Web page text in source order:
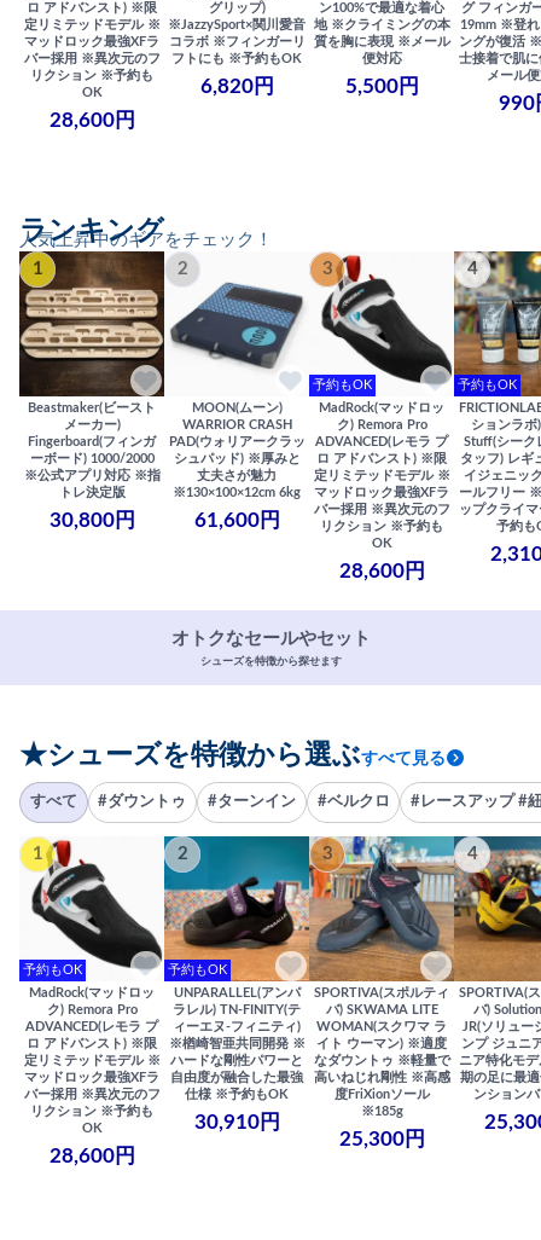
ロ アドバンスト) ※限
定リミテッドモデル ※
マッドロック最強XFラ
バー採用 ※異次元のフ
リクション ※予約も
OK
28,600円
グリップ)
※JazzySport×関川愛音
コラボ ※フィンガーリ
フトにも ※予約もOK
6,820円
ン100%で最適な着心
地 ※クライミングの本
質を胸に表現 ※メール
便対応
5,500円
グ フィンガ
19mm ※登れ
ングが復活
士接着で肌
メール
990
人気上昇中のギアをチェック！
ランキング
1
Beastmaker(ビースト
メーカー)
Fingerboard(フィンガ
ーボード) 1000/2000
※公式アプリ対応 ※指
トレ決定版
30,800円
2
MOON(ムーン)
WARRIOR CRASH
PAD(ウォリアークラッ
シュパッド) ※厚みと
丈夫さが魅力
※130×100×12cm 6kg
61,600円
3
予約もOK
MadRock(マッドロッ
ク) Remora Pro
ADVANCED(レモラ プ
ロ アドバンスト) ※限
定リミテッドモデル ※
マッドロック最強XFラ
バー採用 ※異次元のフ
リクション ※予約も
OK
28,600円
4
予約もOK
ションラボ
Stuff(シーク
タッフ) レギ
イジェニッ
ールフリー
ップクライ
予約も
オトクなセールやセット
シューズを特徴から探せます
★シューズを特徴から選ぶすべて見る
すべて #ダウントゥ #ターンイン #ベルクロ #レースアップ #
1
予約もOK
MadRock(マッドロッ
ク) Remora Pro
ADVANCED(レモラ プ
ロ アドバンスト) ※限
定リミテッドモデル ※
マッドロック最強XFラ
バー採用 ※異次元のフ
リクション ※予約も
OK
28,600円
2
予約もOK
UNPARALLEL(アンパ
ラレル) TN-FINITY(テ
ィーエヌ-フィニティ)
※楢崎智亜共同開発 ※
ハードな剛性パワーと
自由度が融合した最強
仕様 ※予約もOK
30,910円
3
SPORTIVA(スポルティ
バ) SKWAMA LITE
WOMAN(スクワマ ラ
イト ウーマン) ※適度
なダウントゥ ※軽量で
高いねじれ剛性 ※高感
度FriXionソール
※185g
25,300円
4
SPORTIVA(
バ)
JR(ソリュー
ンプ ジュニ
ニア特化モ
期の足に最
ンション